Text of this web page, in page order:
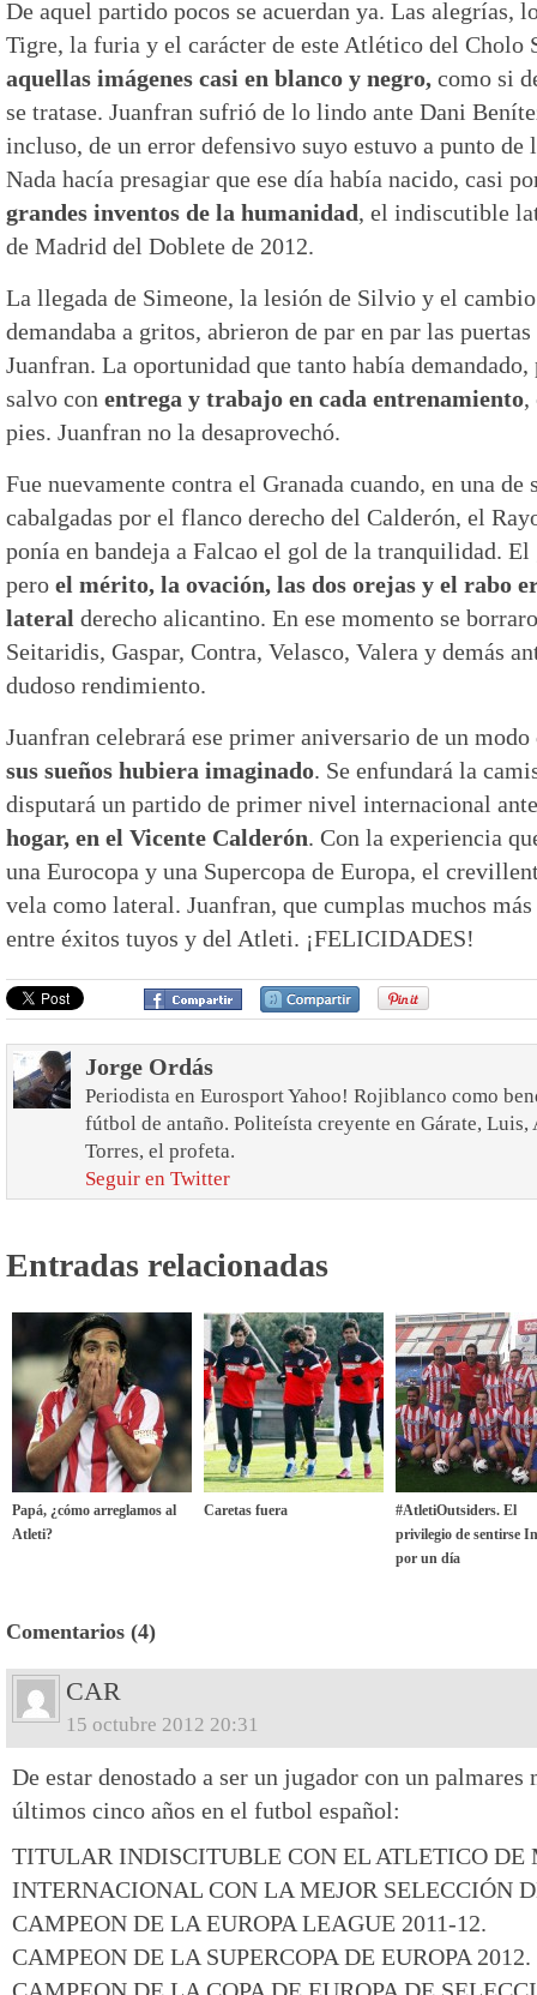
De aquel partido pocos se acuerdan ya. Las alegrías,
Tigre, la furia y el carácter de este Atlético del Cholo
aquellas imágenes casi en blanco y negro, como si
se tratase. Juanfran sufrió de lo lindo ante Dani
incluso, de un error defensivo suyo estuvo a punto
Nada hacía presagiar que ese día había nacido, casi
grandes inventos de la humanidad, el indiscutible
de Madrid del Doblete de 2012.
La llegada de Simeone, la lesión de Silvio y el
demandaba a gritos, abrieron de par en par las
Juanfran. La oportunidad que tanto había
salvo con entrega y trabajo en cada entrenamiento,
pies. Juanfran no la desaprovechó.
Fue nuevamente contra el Granada cuando, en una de
cabalgadas por el flanco derecho del Calderón, el
ponía en bandeja a Falcao el gol de la tranquilidad.
pero el mérito, la ovación, las dos orejas y el rabo
lateral derecho alicantino. En ese momento se
Seitaridis, Gaspar, Contra, Velasco, Valera y demás
dudoso rendimiento.
Juanfran celebrará ese primer aniversario de un
sus sueños hubiera imaginado. Se enfundará la
disputará un partido de primer nivel internacional
hogar, en el Vicente Calderón. Con la experiencia
una Eurocopa y una Supercopa de Europa, el
vela como lateral. Juanfran, que cumplas muchos
entre éxitos tuyos y del Atleti. ¡FELICIDADES!
Jorge Ordás
Periodista en Eurosport Yahoo! Rojiblanco como
fútbol de antaño. Politeísta creyente en Gárate,
Torres, el profeta.
Seguir en Twitter
Entradas relacionadas
Papá, ¿cómo arreglamos al
Atleti?
Caretas fuera
#AtletiOutsiders. El
privilegio de sentirse
por un día
Comentarios (4)
CAR
15 octubre 2012 20:31
De estar denostado a ser un jugador con un palmares
últimos cinco años en el futbol español:
TITULAR INDISCITUBLE CON EL ATLETICO DE
INTERNACIONAL CON LA MEJOR SELECCIÓN
CAMPEON DE LA EUROPA LEAGUE 2011-12.
CAMPEON DE LA SUPERCOPA DE EUROPA 2012.